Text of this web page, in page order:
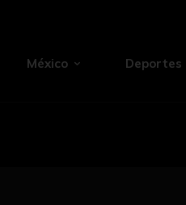
México Deportes